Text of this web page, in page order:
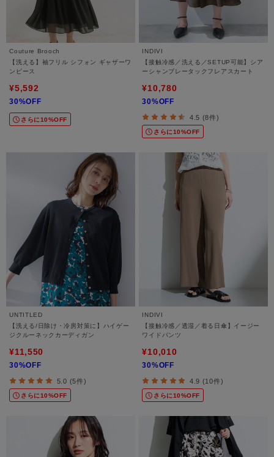
Couture Brooch
【洗える】袖フリル シフォン ギャザーワ
ンピース
¥5,592
30%OFF
さらに10%OFF
INDIVI
【接触冷感／洗える／SETUP可能】シア
ーシャンブレータックフレアスカート
¥10,780
30%OFF
4.5 (8件)
さらに10%OFF
UNTITLED
【洗える/日除け・冷房対策に】ハイゲー
ジクルーネックカーディガン
¥11,550
30%OFF
5.0 (5件)
さらに10%OFF
INDIVI
【接触冷感／透湿／着る日傘】イージー
ワイドパンツ
¥10,010
30%OFF
4.9 (10件)
さらに10%OFF